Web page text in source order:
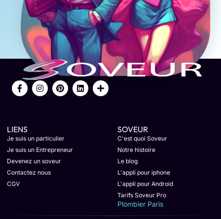
LIENS
Je suis un particulier
Je suis un Entrepreneur
Devenez un soveur
Contactez nous
CGV
SOVEUR
C'est quoi Soveur
Notre histoire
Le blog
L'appli pour iphone
L'appli pour Android
Tarifs Soveur Pro
Plombier Paris